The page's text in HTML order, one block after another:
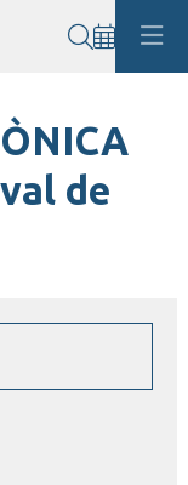
de